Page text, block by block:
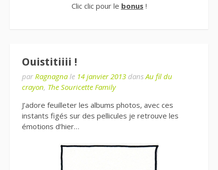
Clic clic pour le bonus !
Ouistitiiii !
par Ragnagna le 14 janvier 2013 dansAu fil du
crayon, The Souricette Family
J’adore feuilleter les albums photos, avec ces
instants figés sur des pellicules je retrouve les
émotions d’hier…